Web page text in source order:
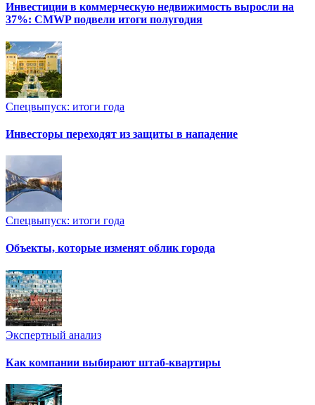
Инвестиции в коммерческую недвижимость выросли на
37%: CMWP подвели итоги полугодия
Спецвыпуск: итоги года
Инвесторы переходят из защиты в нападение
Спецвыпуск: итоги года
Объекты, которые изменят облик города
Экспертный анализ
Как компании выбирают штаб-квартиры